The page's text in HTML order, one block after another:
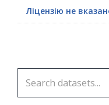
Ліцензію не